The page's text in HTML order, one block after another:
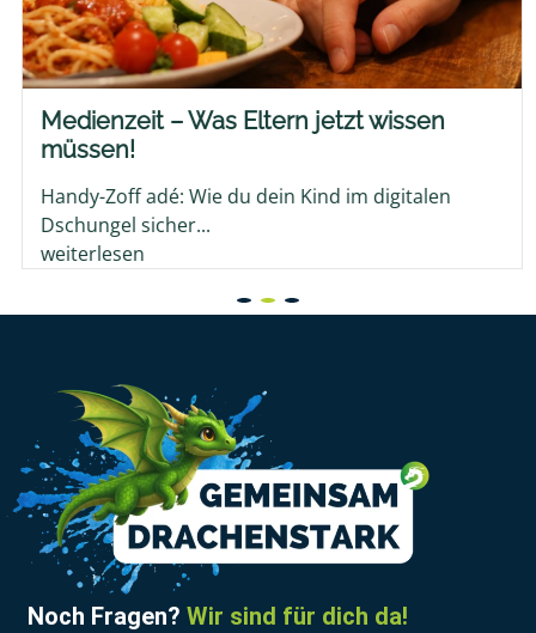
Medienzeit – Was Eltern jetzt wissen
müssen!
Handy-Zoff adé: Wie du dein Kind im digitalen
Dschungel sicher...
weiterlesen
Noch Fragen?Wir sind für dich da!